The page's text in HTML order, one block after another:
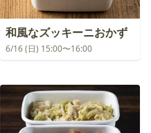
和風なズッキーニおかず
6/16 (日) 15:00〜16:00